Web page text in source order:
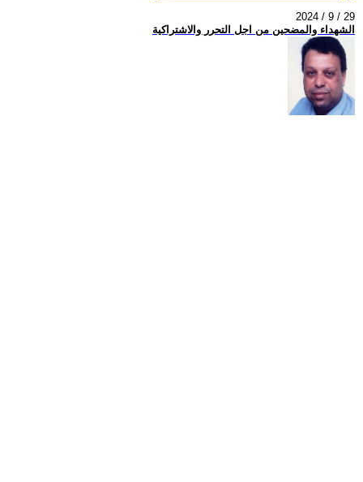
2024 / 9 / 29
الشهداء والمضحين من اجل التحرر والاشتراكية